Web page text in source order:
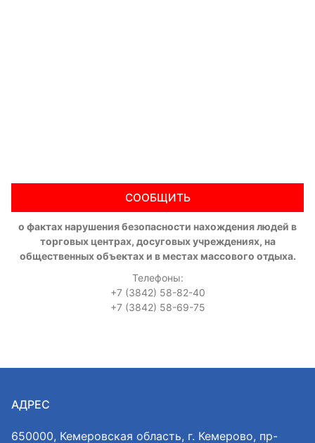
СООБЩИТЬ
о фактах нарушения безопасности нахождения людей в
торговых центрах, досуговых учреждениях, на
общественных объектах и в местах массового отдыха.
Телефоны:
+7 (3842) 58-82-40
+7 (3842) 58-69-75
АДРЕС
650000, Кемеровская область, г. Кемерово, пр-